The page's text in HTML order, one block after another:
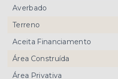
Averbado
Terreno
Aceita Financiamento
Área Construída
Área Privativa